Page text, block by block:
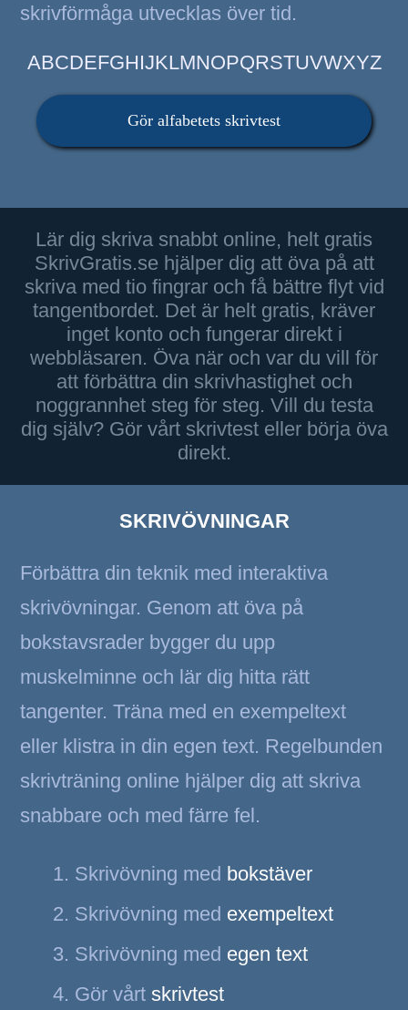
skrivförmåga utvecklas över tid.
ABCDEFGHIJKLMNOPQRSTUVWXYZ
Gör alfabetets skrivtest
Lär dig skriva snabbt online, helt gratis
SkrivGratis.se hjälper dig att öva på att
skriva med tio fingrar och få bättre flyt vid
tangentbordet. Det är helt gratis, kräver
inget konto och fungerar direkt i
webbläsaren. Öva när och var du vill för
att förbättra din skrivhastighet och
noggrannhet steg för steg. Vill du testa
dig själv? Gör vårt skrivtest eller börja öva
direkt.
SKRIVÖVNINGAR
Förbättra din teknik med interaktiva
skrivövningar. Genom att öva på
bokstavsrader bygger du upp
muskelminne och lär dig hitta rätt
tangenter. Träna med en exempeltext
eller klistra in din egen text. Regelbunden
skrivträning online hjälper dig att skriva
snabbare och med färre fel.
Skrivövning med bokstäver
Skrivövning med exempeltext
Skrivövning med egen text
Gör vårt skrivtest